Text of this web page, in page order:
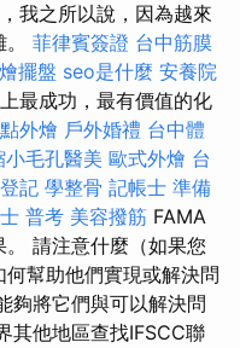
我之所以說，因為越來
菲律賓簽證 台中筋膜
擺盤 seo是什麼 安養院
最成功，最有價值的化
外燴 戶外婚禮 台中體
小毛孔醫美 歐式外燴 台
記 學整骨 記帳士 準備
普考 美容撥筋 FAMA
請注意什麼（如果您
幫助他們實現或解決問
夠將它們與可以解決問
其他地區查找IFSCC聯